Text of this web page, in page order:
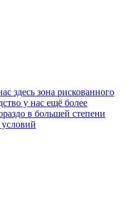
здесь зона рискованного
у нас ещё более
в большей степени